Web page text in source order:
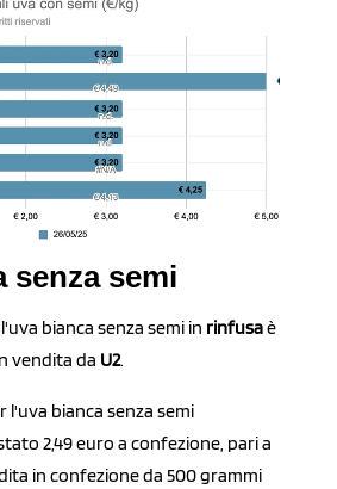
senza semi
bianca senza semi in rinfusaè
vendita da U2.
l'uva bianca senza semi
2,49 euro a confezione, pari a
in confezione da 500 grammi